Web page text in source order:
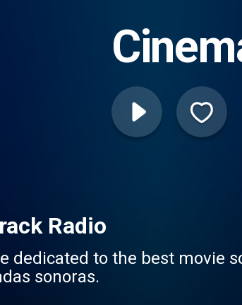
Radio
dedicated to the best movie
sonoras.